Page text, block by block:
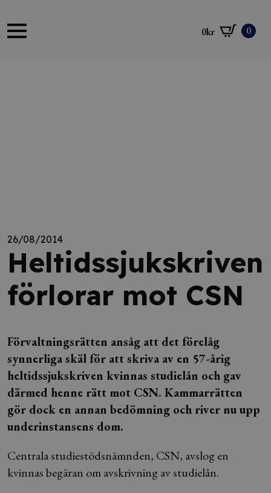
0kr 0
26/08/2014
Heltidssjukskriven
förlorar mot CSN
Förvaltningsrätten ansåg att det förelåg
synnerliga skäl för att skriva av en 57-årig
heltidssjukskriven kvinnas studielån och gav
därmed henne rätt mot CSN. Kammarrätten
gör dock en annan bedömning och river nu upp
underinstansens dom.
Centrala studiestödsnämnden, CSN, avslog en
kvinnas begäran om avskrivning av studielån.